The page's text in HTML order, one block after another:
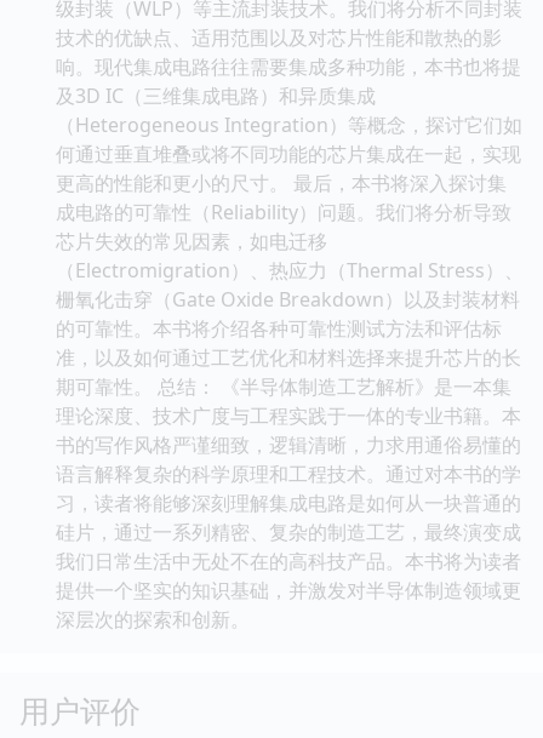
级封装（WLP）等主流封装技术。我们将分析不同封装
技术的优缺点、适用范围以及对芯片性能和散热的影
响。现代集成电路往往需要集成多种功能，本书也将提
及3D IC（三维集成电路）和异质集成
（Heterogeneous Integration）等概念，探讨它们如
何通过垂直堆叠或将不同功能的芯片集成在一起，实现
更高的性能和更小的尺寸。 最后，本书将深入探讨集
成电路的可靠性（Reliability）问题。我们将分析导致
芯片失效的常见因素，如电迁移
（Electromigration）、热应力（Thermal Stress）、
栅氧化击穿（Gate Oxide Breakdown）以及封装材料
的可靠性。本书将介绍各种可靠性测试方法和评估标
准，以及如何通过工艺优化和材料选择来提升芯片的长
期可靠性。 总结： 《半导体制造工艺解析》是一本集
理论深度、技术广度与工程实践于一体的专业书籍。本
书的写作风格严谨细致，逻辑清晰，力求用通俗易懂的
语言解释复杂的科学原理和工程技术。通过对本书的学
习，读者将能够深刻理解集成电路是如何从一块普通的
硅片，通过一系列精密、复杂的制造工艺，最终演变成
我们日常生活中无处不在的高科技产品。本书将为读者
提供一个坚实的知识基础，并激发对半导体制造领域更
深层次的探索和创新。
用户评价